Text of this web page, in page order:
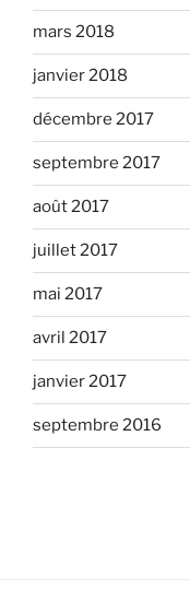
mars 2018
janvier 2018
décembre 2017
septembre 2017
août 2017
juillet 2017
mai 2017
avril 2017
janvier 2017
septembre 2016